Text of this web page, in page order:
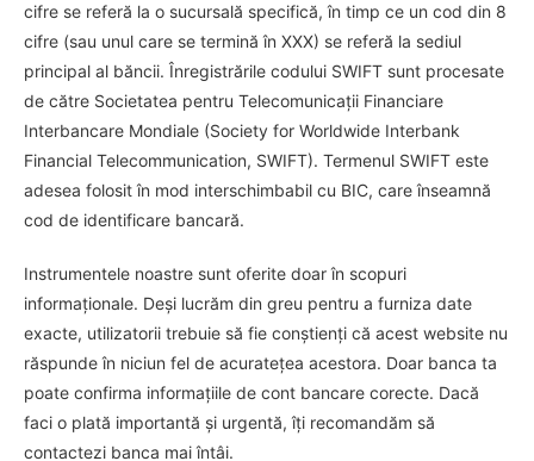
cifre se referă la o sucursală specifică, în timp ce un cod din 8
cifre (sau unul care se termină în XXX) se referă la sediul
principal al băncii. Înregistrările codului SWIFT sunt procesate
de către Societatea pentru Telecomunicații Financiare
Interbancare Mondiale (Society for Worldwide Interbank
Financial Telecommunication, SWIFT). Termenul SWIFT este
adesea folosit în mod interschimbabil cu BIC, care înseamnă
cod de identificare bancară.
Instrumentele noastre sunt oferite doar în scopuri
informaționale. Deși lucrăm din greu pentru a furniza date
exacte, utilizatorii trebuie să fie conștienți că acest website nu
răspunde în niciun fel de acuratețea acestora. Doar banca ta
poate confirma informațiile de cont bancare corecte. Dacă
faci o plată importantă și urgentă, îți recomandăm să
contactezi banca mai întâi.